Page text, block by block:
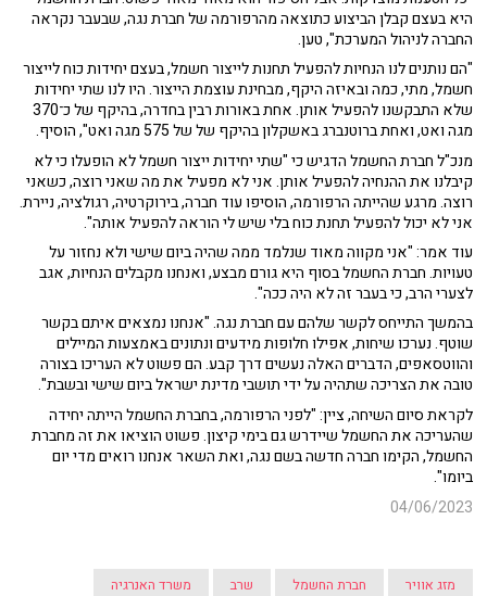
היא בעצם קבלן הביצוע כתוצאה מהרפורמה של חברת נגה, שבעבר נקראה
החברה לניהול המערכת", טען.
"הם נותנים לנו הנחיות להפעיל תחנות לייצור חשמל, בעצם יחידות כוח לייצור
חשמל, מתי, כמה ובאיזה היקף, מבחינת עוצמת הייצור. היו לנו שתי יחידות
שלא התבקשנו להפעיל אותן. אחת באורות רבין בחדרה, בהיקף של כ־370
מגה ואט, ואחת ברוטנברג באשקלון בהיקף של של 575 מגה ואט", הוסיף.
מנכ"ל חברת החשמל הדגיש כי "שתי יחידות ייצור חשמל לא הופעלו כי לא
קיבלנו את ההנחיה להפעיל אותן. אני לא מפעיל את מה שאני רוצה, כשאני
רוצה. מרגע שהייתה הרפורמה, הוסיפו עוד חברה, בירוקרטיה, רגולציה, ניירת.
אני לא יכול להפעיל תחנת כוח בלי שיש לי הוראה להפעיל אותה".
עוד אמר: "אני מקווה מאוד שנלמד ממה שהיה ביום שישי ולא נחזור על
טעויות. חברת החשמל בסוף היא גורם מבצע, ואנחנו מקבלים הנחיות, אגב
לצערי הרב, כי בעבר זה לא היה ככה".
בהמשך התייחס לקשר שלהם עם חברת נגה. "אנחנו נמצאים איתם בקשר
שוטף. נערכו שיחות, אפילו חלופות מידעים ונתונים באמצעות המיילים
והווטסאפים, הדברים האלה נעשים דרך קבע. הם פשוט לא העריכו בצורה
טובה את הצריכה שתהיה על ידי תושבי מדינת ישראל ביום שישי ובשבת".
לקראת סיום השיחה, ציין: "לפני הרפורמה, בחברת החשמל הייתה יחידה
שהעריכה את החשמל שיידרש גם בימי קיצון. פשוט הוציאו את זה מחברת
החשמל, הקימו חברה חדשה בשם נגה, ואת השאר אנחנו רואים מדי יום
ביומו".
04/06/2023
מזג אוויר חברת החשמל שרב
משרד האנרגיה